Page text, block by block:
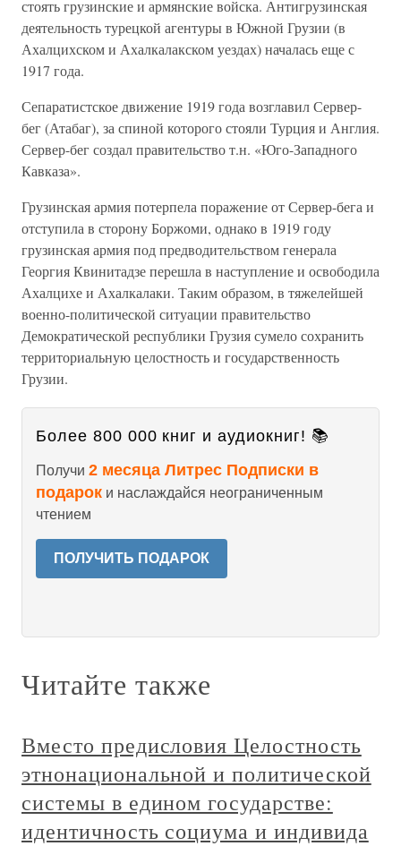
стоять грузинские и армянские войска. Антигрузинская
деятельность турецкой агентуры в Южной Грузии (в
Ахалцихском и Ахалкалакском уездах) началась еще с
1917 года.
Сепаратистское движение 1919 года возглавил Сервер-
бег (Атабаг), за спиной которого стояли Турция и Англия.
Сервер-бег создал правительство т.н. «Юго-Западного
Кавказа».
Грузинская армия потерпела поражение от Сервер-бега и
отступила в сторону Боржоми, однако в 1919 году
грузинская армия под предводительством генерала
Георгия Квинитадзе перешла в наступление и освободила
Ахалцихе и Ахалкалаки. Таким образом, в тяжелейшей
военно-политической ситуации правительство
Демократической республики Грузия сумело сохранить
территориальную целостность и государственность
Грузии.
Более 800 000 книг и аудиокниг! 📚
Получи 2 месяца Литрес Подписки в
подарок и наслаждайся неограниченным
чтением
ПОЛУЧИТЬ ПОДАРОК
Читайте также
Вместо предисловия Целостность
этнонациональной и политической
системы в едином государстве:
идентичность социума и индивида